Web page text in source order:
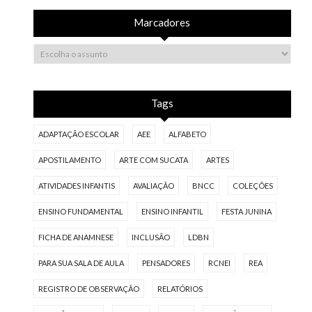
Marcadores
Tags
ADAPTAÇÃO ESCOLAR AEE ALFABETO
APOSTILAMENTO ARTE COM SUCATA ARTES
ATIVIDADES INFANTIS AVALIAÇÃO BNCC COLEÇÕES
ENSINO FUNDAMENTAL ENSINO INFANTIL FESTA JUNINA
FICHA DE ANAMNESE INCLUSÃO LDBN
PARA SUA SALA DE AULA PENSADORES RCNEI REA
REGISTRO DE OBSERVAÇÃO RELATÓRIOS